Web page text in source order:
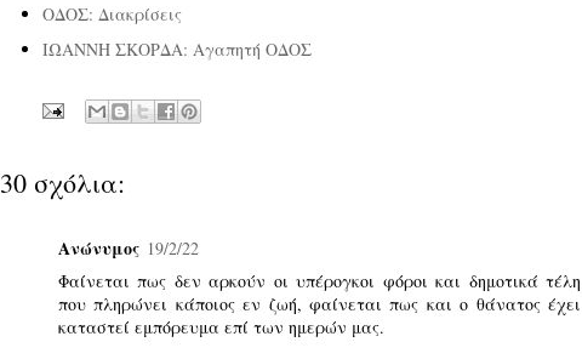
ΟΔΟΣ: Διακρίσεις
ΙΩΑΝΝΗ ΣΚΟΡΔΑ: Αγαπητή ΟΔΟΣ
30 σχόλια:
Ανώνυμος 19/2/22
Φαίνεται πως δεν αρκούν οι υπέρογκοι φόροι και δημοτικά τέλη
που πληρώνει κάποιος εν ζωή, φαίνεται πως και ο θάνατος έχει
καταστεί εμπόρευμα επί των ημερών μας.